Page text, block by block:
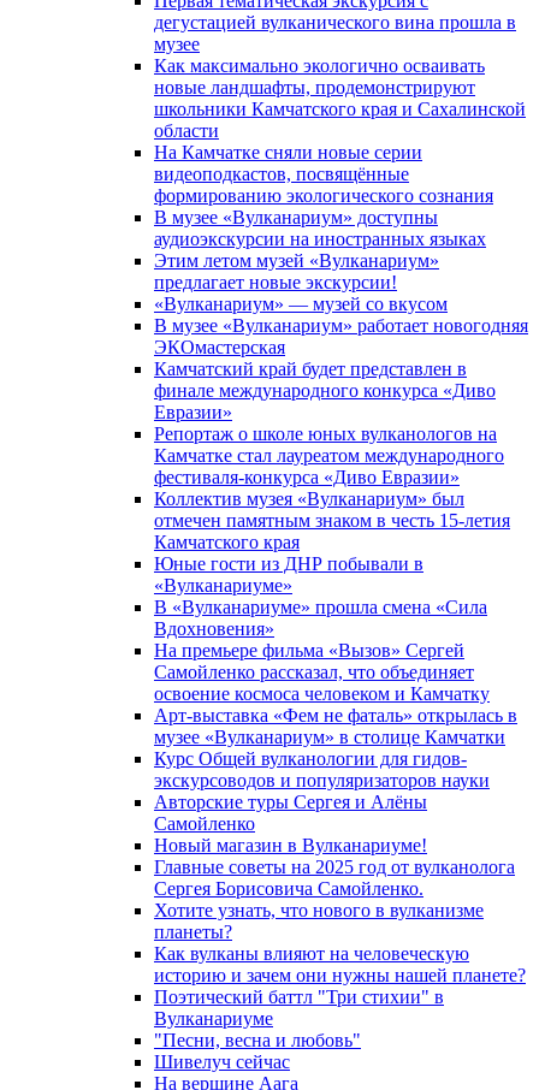
дегустацией вулканического вина прошла в
музее
Как максимально экологично осваивать
новые ландшафты, продемонстрируют
школьники Камчатского края и Сахалинской
области
На Камчатке сняли новые серии
видеоподкастов, посвящённые
формированию экологического сознания
В музее «Вулканариум» доступны
аудиоэкскурсии на иностранных языках
Этим летом музей «Вулканариум»
предлагает новые экскурсии!
«Вулканариум» — музей со вкусом
В музее «Вулканариум» работает новогодняя
ЭКОмастерская
Камчатский край будет представлен в
финале международного конкурса «Диво
Евразии»
Репортаж о школе юных вулканологов на
Камчатке стал лауреатом международного
фестиваля-конкурса «Диво Евразии»
Коллектив музея «Вулканариум» был
отмечен памятным знаком в честь 15-летия
Камчатского края
Юные гости из ДНР побывали в
«Вулканариумe»
В «Вулканариуме» прошла смена «Сила
Вдохновения»
На премьере фильма «Вызов» Сергей
Самойленко рассказал, что объединяет
освоение космоса человеком и Камчатку
Арт-выставка «Фем не фаталь» открылась в
музее «Вулканариум» в столице Камчатки
Курс Общей вулканологии для гидов-
экскурсоводов и популяризаторов науки
Авторские туры Сергея и Алёны
Самойленко
Новый магазин в Вулканариуме!
Главные советы на 2025 год от вулканолога
Сергея Борисовича Самойленко.
Хотите узнать, что нового в вулканизме
планеты?
Как вулканы влияют на человеческую
историю и зачем они нужны нашей планете?
Поэтический баттл "Три стихии" в
Вулканариуме
"Песни, весна и любовь"
Шивелуч сейчас
На вершине Аага